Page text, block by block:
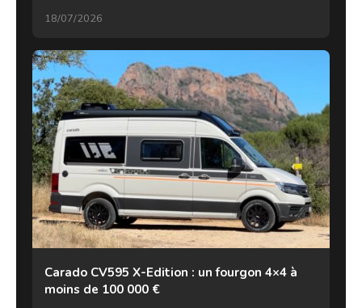
18/07/2026
Carado CV595 X-Edition : un fourgon 4×4 à
moins de 100 000 €